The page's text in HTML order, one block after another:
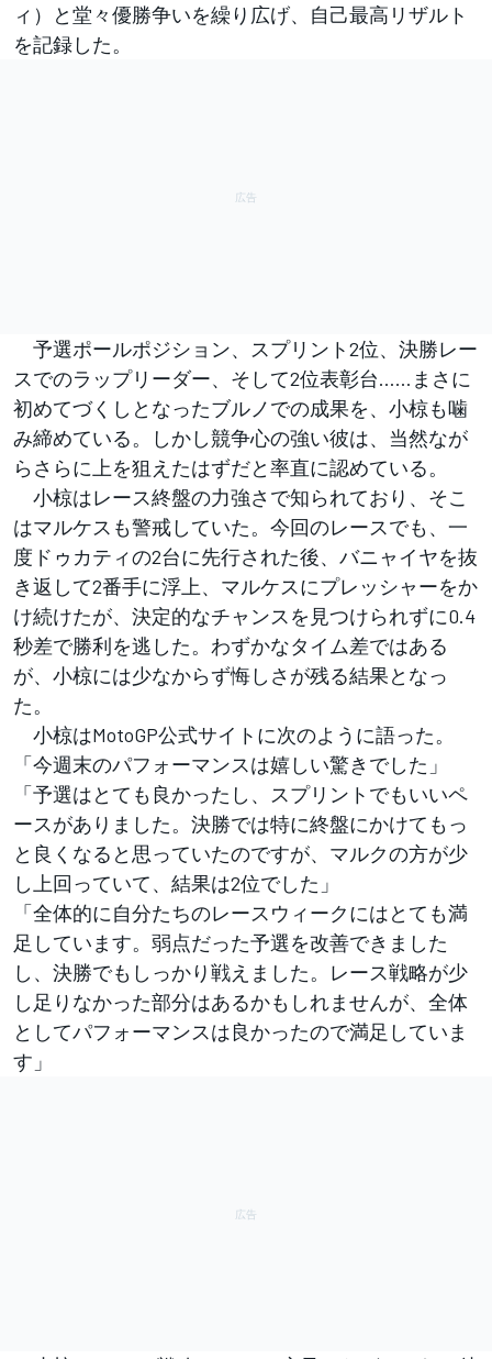
ィ）と堂々優勝争いを繰り広げ、自己最高リザルト
を記録した。
予選ポールポジション、スプリント2位、決勝レー
スでのラップリーダー、そして2位表彰台……まさに
初めてづくしとなったブルノでの成果を、小椋も噛
み締めている。しかし競争心の強い彼は、当然なが
らさらに上を狙えたはずだと率直に認めている。
小椋はレース終盤の力強さで知られており、そこ
はマルケスも警戒していた。今回のレースでも、一
度ドゥカティの2台に先行された後、バニャイヤを抜
き返して2番手に浮上、マルケスにプレッシャーをか
け続けたが、決定的なチャンスを見つけられずに0.4
秒差で勝利を逃した。わずかなタイム差ではある
が、小椋には少なからず悔しさが残る結果となっ
た。
小椋はMotoGP公式サイトに次のように語った。
「今週末のパフォーマンスは嬉しい驚きでした」
「予選はとても良かったし、スプリントでもいいペ
ースがありました。決勝では特に終盤にかけてもっ
と良くなると思っていたのですが、マルクの方が少
し上回っていて、結果は2位でした」
「全体的に自分たちのレースウィークにはとても満
足しています。弱点だった予選を改善できました
し、決勝でもしっかり戦えました。レース戦略が少
し足りなかった部分はあるかもしれませんが、全体
としてパフォーマンスは良かったので満足していま
す」